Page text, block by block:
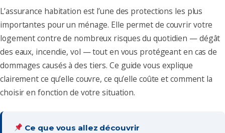
L’assurance habitation est l’une des protections les plus
importantes pour un ménage. Elle permet de couvrir votre
logement contre de nombreux risques du quotidien — dégât
des eaux, incendie, vol — tout en vous protégeant en cas de
dommages causés à des tiers. Ce guide vous explique
clairement ce qu’elle couvre, ce qu’elle coûte et comment la
choisir en fonction de votre situation.
Ce que vous allez découvrir